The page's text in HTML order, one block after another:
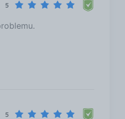
5
5